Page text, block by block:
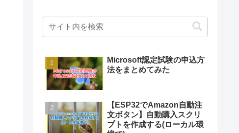
Microsoft認定試験の申込方
法をまとめてみた
【ESP32でAmazon自動注
文ボタン】自動購入スクリ
プトを作成する(ローカル環